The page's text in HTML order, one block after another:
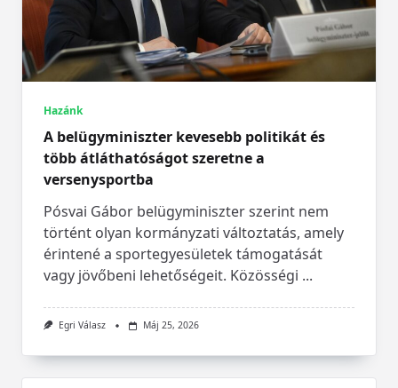
Hazánk
A belügyminiszter kevesebb politikát és
több átláthatóságot szeretne a
versenysportba
Pósvai Gábor belügyminiszter szerint nem
történt olyan kormányzati változtatás, amely
érintené a sportegyesületek támogatását
vagy jövőbeni lehetőségeit. Közösségi ...
Egri Válasz Máj 25, 2026